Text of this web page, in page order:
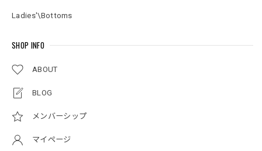
Ladies'\Bottoms
SHOP INFO
ABOUT
BLOG
メンバーシップ
マイページ